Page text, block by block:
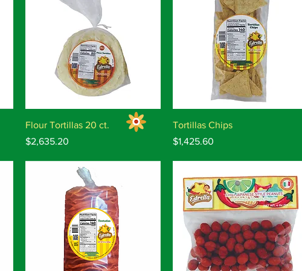
Vista rápida
Flour Tortillas 20 ct.
Precio
$2,635.20
Vista rápida
Tortillas Chips
Precio
$1,425.60